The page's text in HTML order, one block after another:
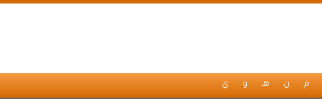
م ن هـ و ي